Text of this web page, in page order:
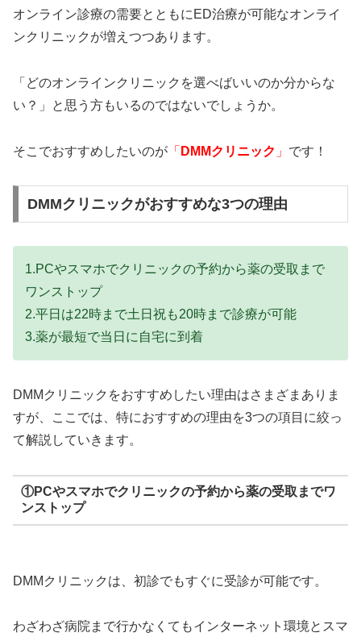
オンライン診療の需要とともにED治療が可能なオンライ
ンクリニックが増えつつあります。
「どのオンラインクリニックを選べばいいのか分からな
い？」と思う方もいるのではないでしょうか。
そこでおすすめしたいのが 「 DMMクリニック 」 です！
DMMクリニックがおすすめな3つの理由
1.PCやスマホでクリニックの予約から薬の受取まで
ワンストップ
2.平日は22時まで土日祝も20時まで診療が可能
3.薬が最短で当日に自宅に到着
DMMクリニックをおすすめしたい理由はさまざまありま
すが、ここでは、特におすすめの理由を3つの項目に絞っ
て解説していきます。
①PCやスマホでクリニックの予約から薬の受取までワ
ンストップ
DMMクリニックは、初診でもすぐに受診が可能です。
わざわざ病院まで行かなくてもインターネット環境とスマ